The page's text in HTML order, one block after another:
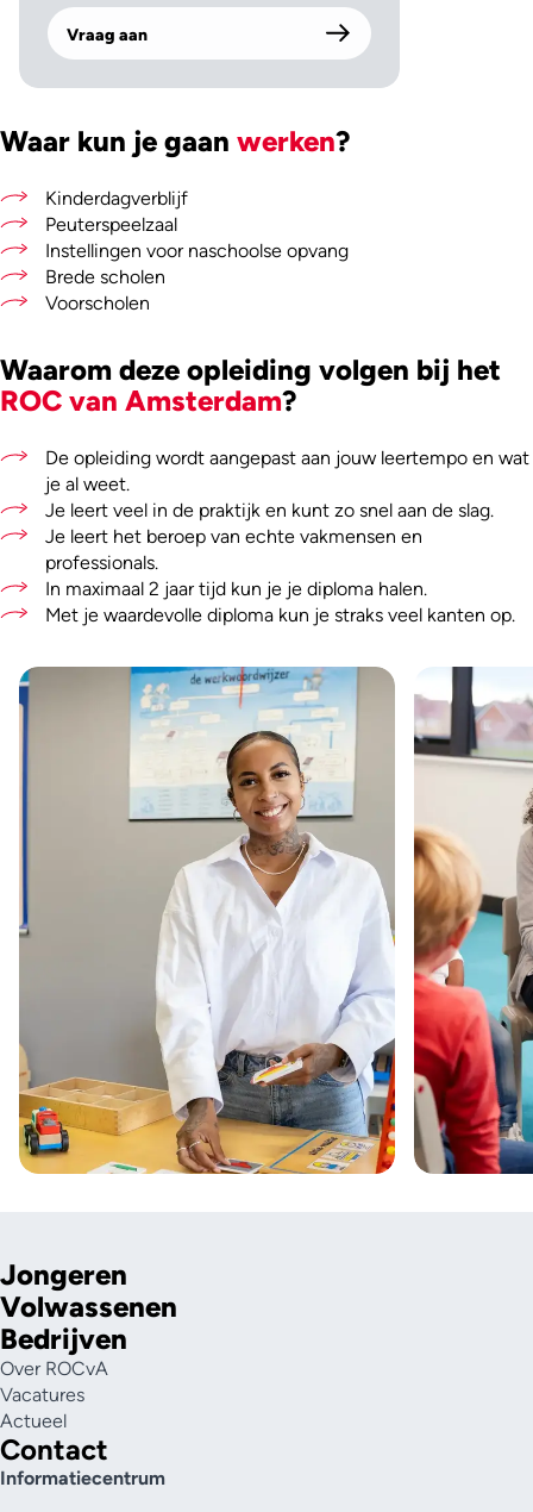
Vraag aan
Waar kun je gaan werken?
Kinderdagverblijf
Peuterspeelzaal
Instellingen voor naschoolse opvang
Brede scholen
Voorscholen
Waarom deze opleiding volgen bij het
ROC van Amsterdam?
De opleiding wordt aangepast aan jouw leertempo en wat
je al weet.
Je leert veel in de praktijk en kunt zo snel aan de slag.
Je leert het beroep van echte vakmensen en
professionals.
In maximaal 2 jaar tijd kun je je diploma halen.
Met je waardevolle diploma kun je straks veel kanten op.
Jongeren
Volwassenen
Bedrijven
Over ROCvA
Vacatures
Actueel
Contact
Informatiecentrum